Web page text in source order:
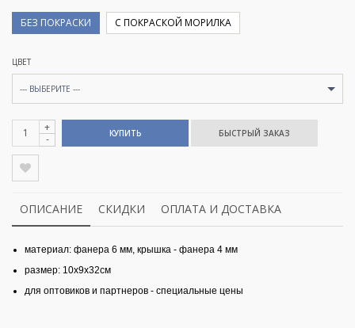
БЕЗ ПОКРАСКИ С ПОКРАСКОЙ МОРИЛКА
ЦВЕТ
--- ВЫБЕРИТЕ ---
+
-
КУПИТЬ
ОПИСАНИЕ СКИДКИ ОПЛАТА И ДОСТАВКА
материал: фанера 6 мм, крышка - фанера 4 мм
размер: 10х9х32см
для оптовиков и партнеров - специальные цены